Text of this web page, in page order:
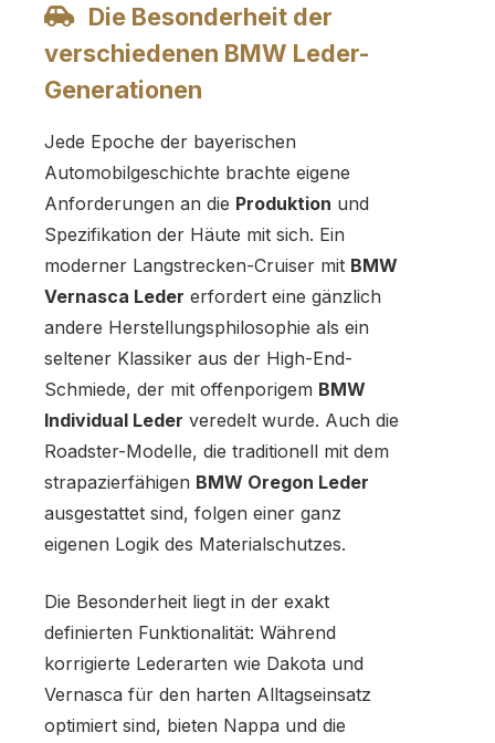
Die Besonderheit der
verschiedenen BMW Leder-
Generationen
Jede Epoche der bayerischen
Automobilgeschichte brachte eigene
Anforderungen an die Produktion und
Spezifikation der Häute mit sich. Ein
moderner Langstrecken-Cruiser mit BMW
Vernasca Leder erfordert eine gänzlich
andere Herstellungsphilosophie als ein
seltener Klassiker aus der High-End-
Schmiede, der mit offenporigem BMW
Individual Leder veredelt wurde. Auch die
Roadster-Modelle, die traditionell mit dem
strapazierfähigen BMW Oregon Leder
ausgestattet sind, folgen einer ganz
eigenen Logik des Materialschutzes.
Die Besonderheit liegt in der exakt
definierten Funktionalität: Während
korrigierte Lederarten wie Dakota und
Vernasca für den harten Alltagseinsatz
optimiert sind, bieten Nappa und die